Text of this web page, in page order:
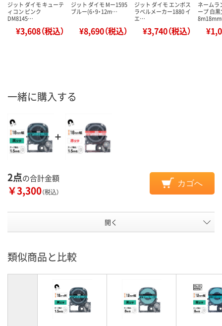
ジット ダイモ キューテ
ィコン ピンク
DM8145…
¥3,608（税込）
ジット ダイモ Mー1595
ブルー(6・9・12m…
¥8,690（税込）
ジット ダイモ エンボス
ラベルメーカー1880 イ
エ…
¥3,740（税込）
ネームラ
ープ 白
一緒に購入する
2点の合計金額
￥3,300（税込）
カゴへ
開く
類似商品と比較